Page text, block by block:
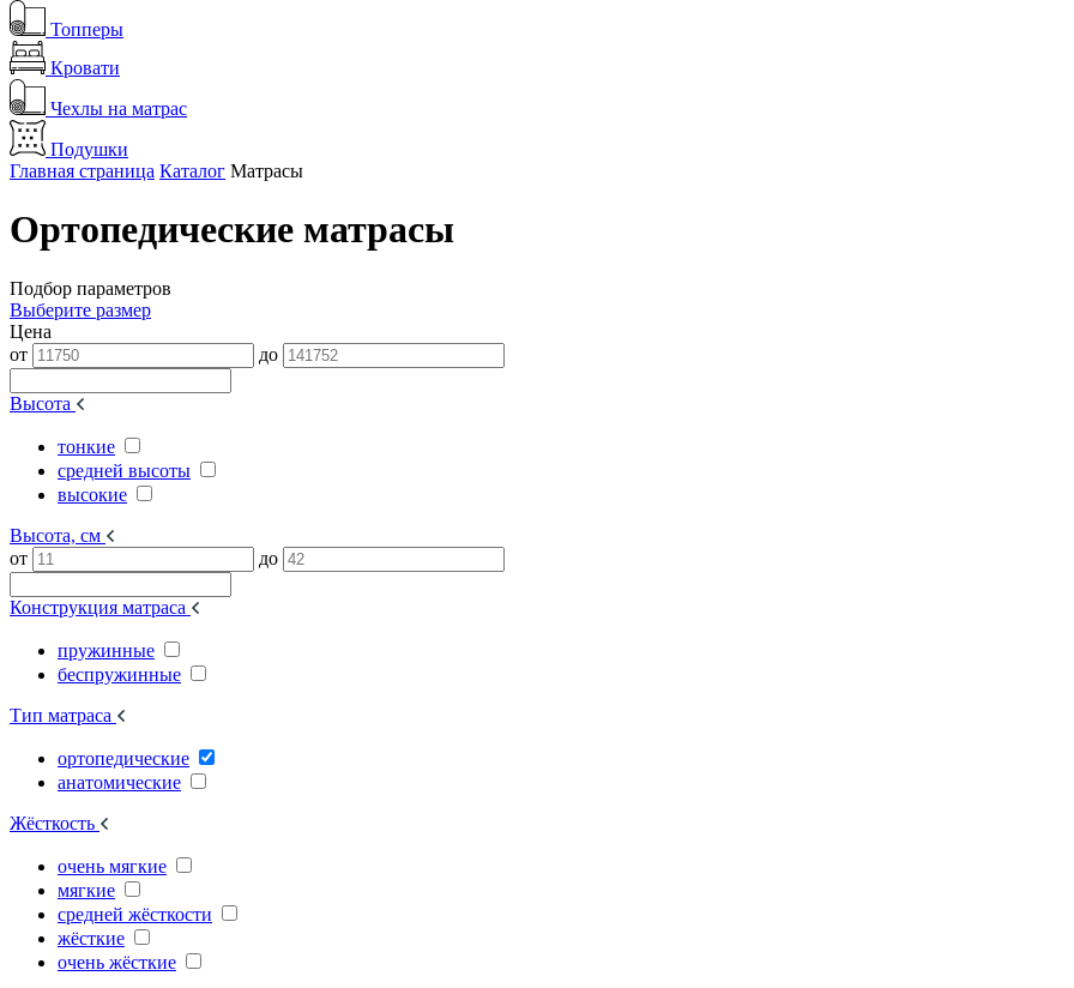
Топперы
Кровати
Чехлы на матрас
Подушки
Главная страница Каталог Матрасы
Ортопедические матрасы
Подбор параметров
Выберите размер
Цена
от
до
Высота
тонкие
средней высоты
высокие
Высота, см
от
до
Конструкция матраса
пружинные
беспружинные
Тип матраса
ортопедические
анатомические
Жёсткость
очень мягкие
мягкие
средней жёсткости
жёсткие
очень жёсткие